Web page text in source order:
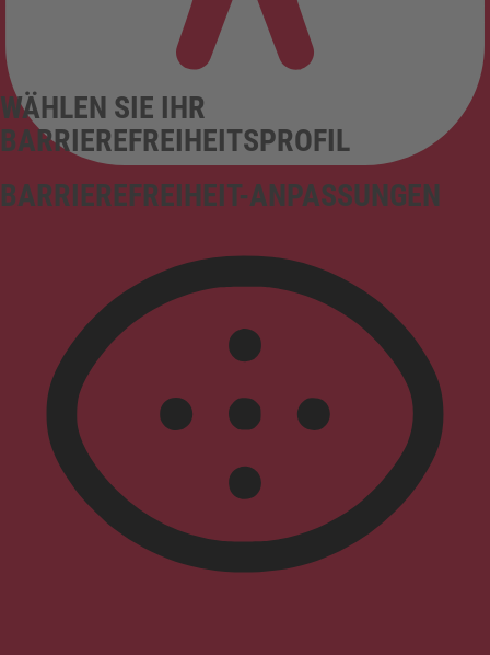
BARRIEREFREIHEIT-ANPASSUNGEN
WÄHLEN SIE IHR
BARRIEREFREIHEITSPROFIL